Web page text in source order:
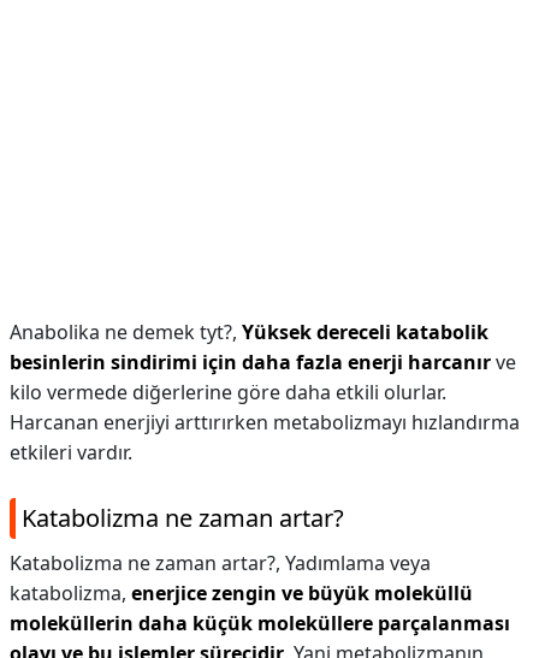
Anabolika ne demek tyt?, Yüksek dereceli katabolik
besinlerin sindirimi için daha fazla enerji harcanırve
kilo vermede diğerlerine göre daha etkili olurlar.
Harcanan enerjiyi arttırırken metabolizmayı hızlandırma
etkileri vardır.
Katabolizma ne zaman artar?
Katabolizma ne zaman artar?, Yadımlama veya
katabolizma, enerjice zengin ve büyük moleküllü
moleküllerin daha küçük moleküllere parçalanması